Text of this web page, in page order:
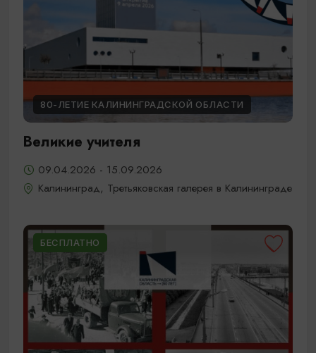
80-ЛЕТИЕ КАЛИНИНГРАДСКОЙ ОБЛАСТИ
Великие учителя
09.04.2026 - 15.09.2026
Калининград, Третьяковская галерея в Калининграде
БЕСПЛАТНО